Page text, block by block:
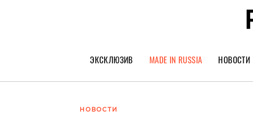
ЭКСКЛЮЗИВ
ГЕРОИ PEOPLETALK
MADE IN RUSSIA НОВОСТИ
НОВОСТИ